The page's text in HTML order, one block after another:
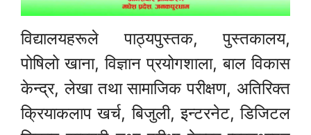
विद्यालयहरूले पाठ्यपुस्तक, पुस्तकालय,
पोषिलो खाना, विज्ञान प्रयोगशाला, बाल विकास
केन्द्र, लेखा तथा सामाजिक परीक्षण, अतिरिक्त
क्रियाकलाप खर्च, बिजुली, इन्टरनेट, डिजिटल